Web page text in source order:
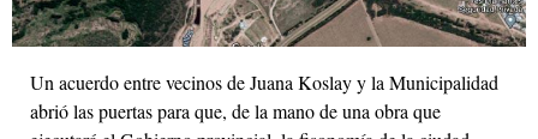
Un acuerdo entre vecinos de Juana Koslay y la Municipalidad
abrió las puertas para que, de la mano de una obra que